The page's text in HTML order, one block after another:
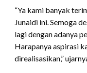
“Ya kami banyak
Junaidi ini. Semoga
lagi dengan adanya
Harapanya aspirasi
direalisasikan,”